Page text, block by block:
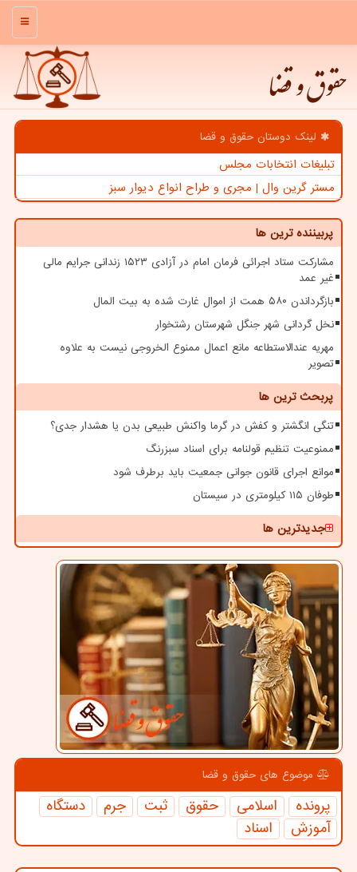
منو
حقوق و قضا
لینک دوستان حقوق و قضا
تبلیغات انتخابات مجلس
مستر گرین وال | مجری و طراح انواع دیوار سبز
پربیننده ترین ها
مشارکت ستاد اجرائی فرمان امام در آزادی ۱۵۲۳ زندانی جرایم مالی
غیر عمد
بازگرداندن ۵۸۰ همت از اموال غارت شده به بیت المال
نخل گردانی شهر جنگل شهرستان رشتخوار
مهریه عندالاستطاعه مانع اعمال ممنوع الخروجی نیست به علاوه
تصویر
پربحث ترین ها
تنگی انگشتر و کفش در گرما واکنش طبیعی بدن یا هشدار جدی؟
ممنوعیت تنظیم قولنامه برای اسناد سبزرنگ
موانع اجرای قانون جوانی جمعیت باید برطرف شود
طوفان ۱۱۵ کیلومتری در سیستان
جدیدترین ها
موضوع های حقوق و قضا
پرونده اسلامی حقوق ثبت جرم
دستگاه
آموزش
اسناد